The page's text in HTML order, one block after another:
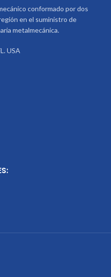
conformado por dos
en el suministro de
metalmecánica.
USA